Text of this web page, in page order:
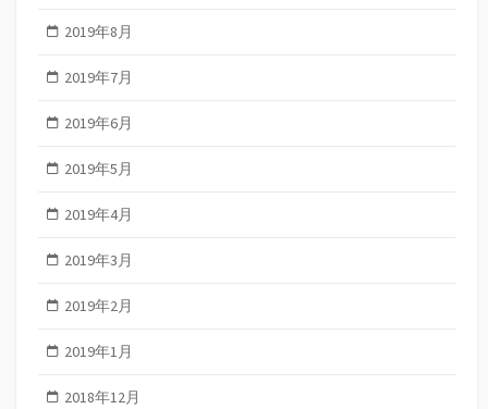
2019年8月
2019年7月
2019年6月
2019年5月
2019年4月
2019年3月
2019年2月
2019年1月
2018年12月